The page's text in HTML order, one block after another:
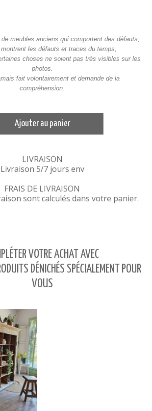
meubles anciens qui comportent des défauts,
les défauts et traces du temps,
choses ne soient pas très visibles sur les
photos.
fait volontairement et demande de la
compréhension.
Ajouter au panier
LIVRAISON
Livraison 5/7 jours env
FRAIS DE LIVRAISON
sont calculés dans votre panier.
VOTRE ACHAT AVEC
DÉNICHÉS SPÉCIALEMENT POUR
VOUS